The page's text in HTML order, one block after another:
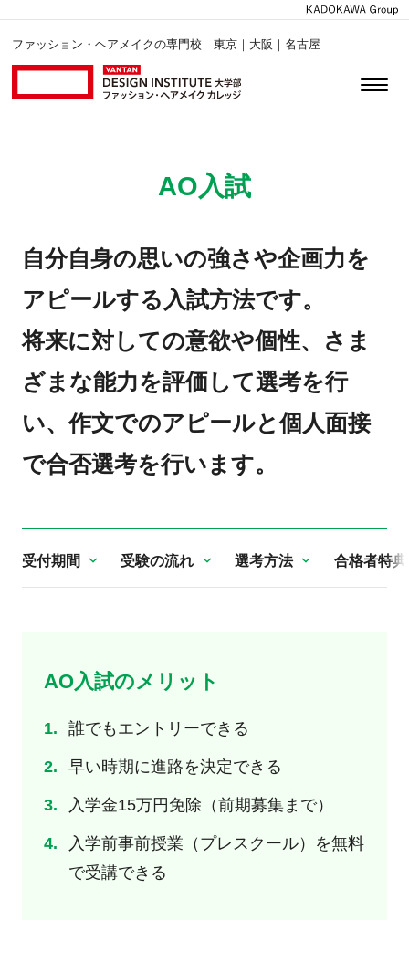
ファッション・ヘアメイクの専門校 東京｜大阪｜名古屋
AO入試
自分自身の思いの強さや企画力を
アピールする入試方法です。
将来に対しての意欲や個性、さま
ざまな能力を評価して選考を行
い、作文でのアピールと個人面接
で合否選考を行います。
受付期間 受験の流れ 選考方法 合格者特典
AO入試のメリット
誰でもエントリーできる
早い時期に進路を決定できる
入学金15万円免除（前期募集まで）
入学前事前授業（プレスクール）を無料
で受講できる